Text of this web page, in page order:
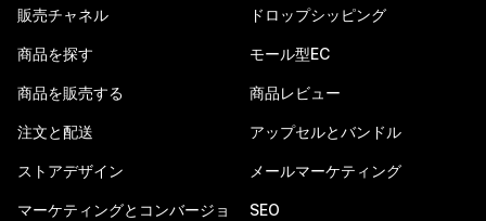
販売チャネル
商品を探す
商品を販売する
注文と配送
ストアデザイン
マーケティングとコンバージョ
ドロップシッピング
モール型EC
商品レビュー
アップセルとバンドル
メールマーケティング
SEO